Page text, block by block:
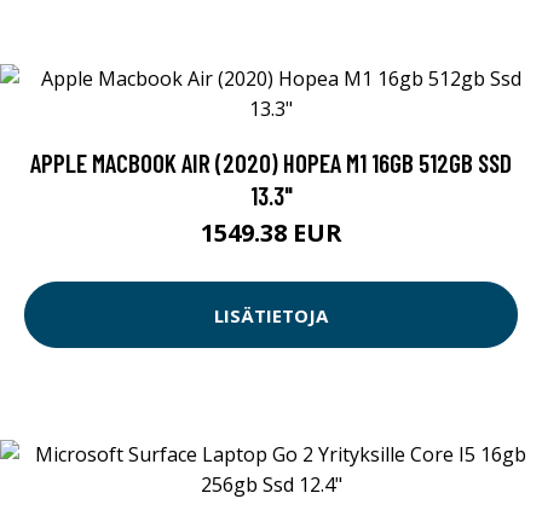
APPLE MACBOOK AIR (2020) HOPEA M1 16GB 512GB SSD
13.3"
1549.38 EUR
LISÄTIETOJA